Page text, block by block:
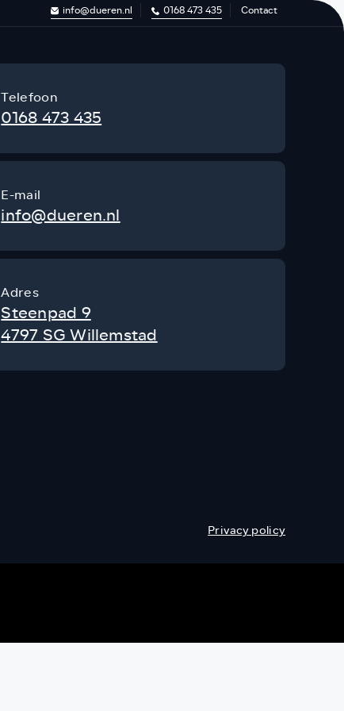
info@dueren.nl 0168 473 435 Contact
Telefoon
0168 473 435
E-mail
info@dueren.nl
Adres
Steenpad 9
4797 SG Willemstad
Privacy policy